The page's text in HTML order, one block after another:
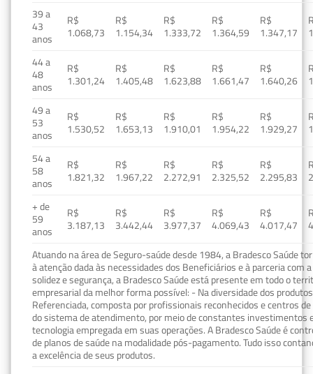
39 a
43
anos
R$
1.068,73
R$
1.154,34
R$
1.333,72
R$
1.364,59
R$
1.347,17
44 a
48
anos
R$
1.301,24
R$
1.405,48
R$
1.623,88
R$
1.661,47
R$
1.640,26
49 a
53
anos
R$
1.530,52
R$
1.653,13
R$
1.910,01
R$
1.954,22
R$
1.929,27
54 a
58
anos
R$
1.821,32
R$
1.967,22
R$
2.272,91
R$
2.325,52
R$
2.295,83
+ de
59
anos
R$
3.187,13
R$
3.442,44
R$
3.977,37
R$
4.069,43
R$
4.017,47
Atuando na área de Seguro-saúde desde 1984, a Bradesco Saúde
à atenção dada às necessidades dos Beneficiários e à parceria com
solidez e segurança, a Bradesco Saúde está presente em todo o
empresarial da melhor forma possível: - Na diversidade dos
Referenciada, composta por profissionais reconhecidos e centros
do sistema de atendimento, por meio de constantes investimentos
tecnologia empregada em suas operações. A Bradesco Saúde é
de planos de saúde na modalidade pós-pagamento. Tudo isso
a excelência de seus produtos.